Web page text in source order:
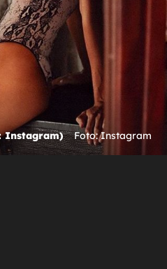
Instagram) Foto: Instagram